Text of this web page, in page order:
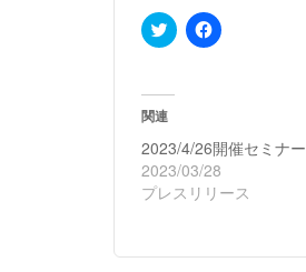
ク
リ
て
共
有
(新
し
い
ド
Facebook
で
ク
リ
ッ
ク
し
さ
関連
2023/4/26開催セミナー
2023/03/28
プレスリリース